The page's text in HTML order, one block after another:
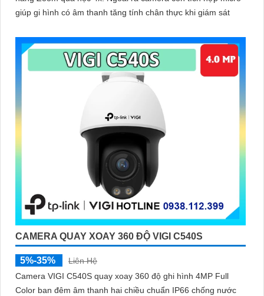
giúp gi hình có âm thanh tăng tính chân thực khi giám sát
CAMERA QUAY XOAY 360 ĐỘ VIGI C540S
5%-35%
Liên Hệ
Camera VIGI C540S quay xoay 360 độ ghi hình 4MP Full
Color ban đêm âm thanh hai chiều chuẩn IP66 chống nước